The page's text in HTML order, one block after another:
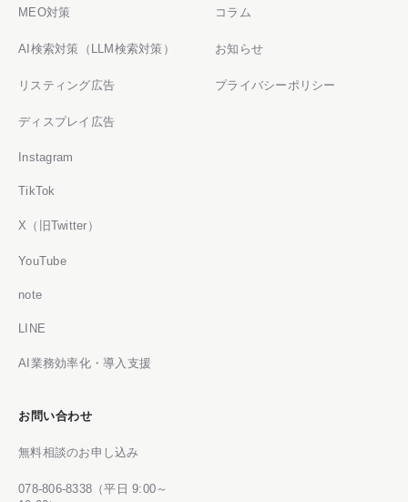
MEO対策
AI検索対策（LLM検索対策）
リスティング広告
ディスプレイ広告
Instagram
TikTok
X（旧Twitter）
YouTube
note
LINE
AI業務効率化・導入支援
コラム
お知らせ
プライバシーポリシー
お問い合わせ
無料相談のお申し込み
078-806-8338（平日 9:00～